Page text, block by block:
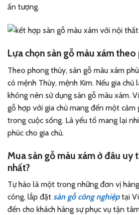
ấn tượng.
Lựa chọn sàn gỗ màu xám
Theo phong thủy, sàn gỗ màu xám
có mệnh Thủy, mệnh Kim. Nếu gia
không nên sử dụng sàn gỗ màu xám.
gỗ hợp với gia chủ mang đến một cảm
trong cuộc sống. Là yếu tố mang lại
phúc cho gia chủ.
Mua sàn gỗ màu xám ở đâu uy
nhất?
Tự hào là một trong những đơn vị
công, lắp đặt sàn gỗ công nghiệptại
đến cho khách hàng sự phục vụ tận